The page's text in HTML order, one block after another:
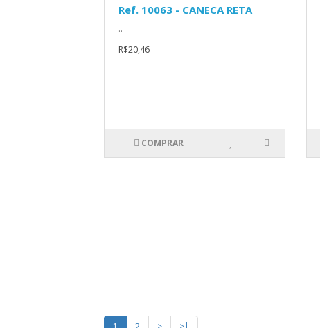
Ref. 10063 - CANECA RETA
..
R$20,46
COMPRAR